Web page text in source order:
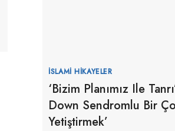
İSLAMI HIKAYELER
‘Bizim Planımız Ile
Down Sendromlu Bir
Yetiştirmek’